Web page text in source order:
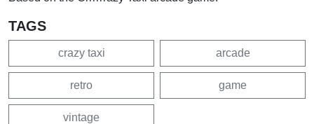
TAGS
crazy taxi arcade
retro game
vintage